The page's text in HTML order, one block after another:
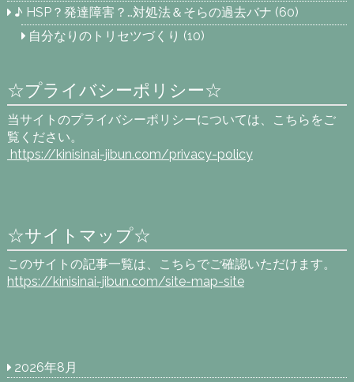
♪ HSP？発達障害？…対処法＆そらの過去バナ (60)
自分なりのトリセツづくり (10)
☆プライバシーポリシー☆
当サイトのプライバシーポリシーについては、こちらをご
覧ください。
https://kinisinai-jibun.com/privacy-policy
☆サイトマップ☆
このサイトの記事一覧は、こちらでご確認いただけます。
https://kinisinai-jibun.com/site-map-site
2026年8月